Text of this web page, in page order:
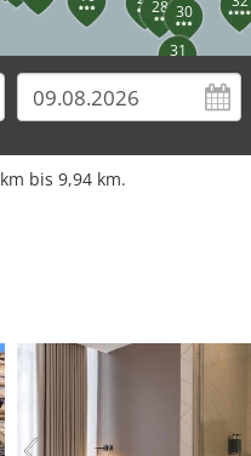
28 30
31
km bis 9,94 km.